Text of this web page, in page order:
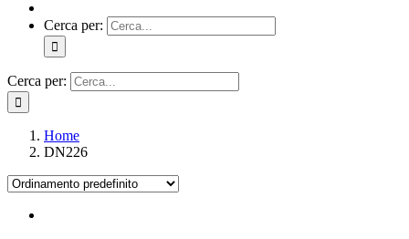
Cerca per:
Cerca per:
Home
DN226